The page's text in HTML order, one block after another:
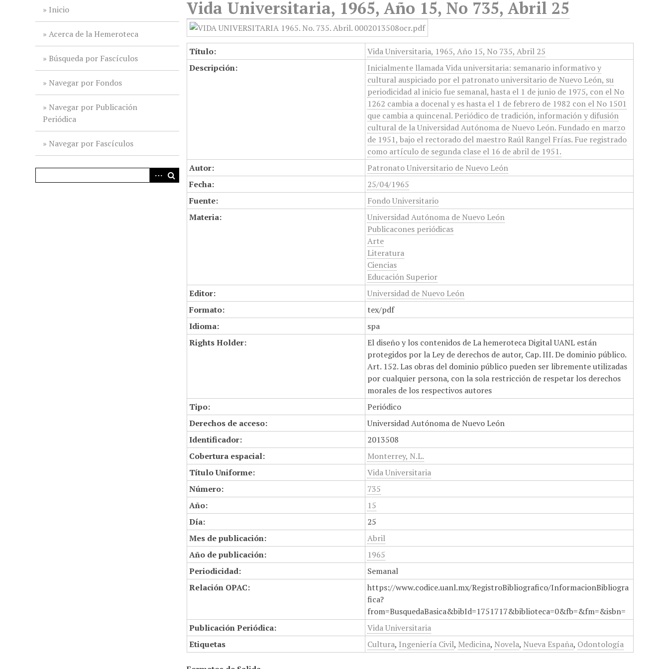
Inicio
Acerca de la Hemeroteca
Búsqueda por Fascículos
Navegar por Fondos
Navegar por Publicación
Periódica
Navegar por Fascículos
Vida Universitaria, 1965, Año 15, No 735, Abril 25
Título:
Vida Universitaria, 1965, Año 15, No 735, Abril 25
Descripción:
Inicialmente llamada Vida universitaria: semanario informativo y
cultural auspiciado por el patronato universitario de Nuevo León, su
periodicidad al inicio fue semanal, hasta el 1 de junio de 1975, con el No
1262 cambia a docenal y es hasta el 1 de febrero de 1982 con el No 1501
que cambia a quincenal. Periódico de tradición, información y difusión
cultural de la Universidad Autónoma de Nuevo León. Fundado en marzo
de 1951, bajo el rectorado del maestro Raúl Rangel Frías. Fue registrado
como artículo de segunda clase el 16 de abril de 1951.
Autor:
Patronato Universitario de Nuevo León
Fecha:
25/04/1965
Fuente:
Fondo Universitario
Materia:
Universidad Autónoma de Nuevo León
Publicacones periódicas
Arte
Literatura
Ciencias
Educación Superior
Editor:
Universidad de Nuevo León
Formato:
tex/pdf
Idioma:
spa
Rights Holder:
El diseño y los contenidos de La hemeroteca Digital UANL están
protegidos por la Ley de derechos de autor, Cap. III. De dominio público.
Art. 152. Las obras del dominio público pueden ser libremente utilizadas
por cualquier persona, con la sola restricción de respetar los derechos
morales de los respectivos autores
Tipo:
Periódico
Derechos de acceso:
Universidad Autónoma de Nuevo León
Identificador:
2013508
Cobertura espacial:
Monterrey, N.L.
Título Uniforme:
Vida Universitaria
Número:
735
Año:
15
Día:
25
Mes de publicación:
Abril
Año de publicación:
1965
Periodicidad:
Semanal
Relación OPAC:
https://www.codice.uanl.mx/RegistroBibliografico/InformacionBibliogra
fica?
from=BusquedaBasica&bibId=1751717&biblioteca=0&fb=&fm=&isbn=
Publicación Periódica:
Vida Universitaria
Etiquetas
Cultura, Ingeniería Civil, Medicina, Novela, Nueva España, Odontología